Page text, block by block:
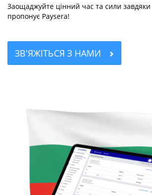
Заощаджуйте цінний час та сили завдяки
пропонує Paysera!
ЗВ'ЯЖІТЬСЯ З НАМИ